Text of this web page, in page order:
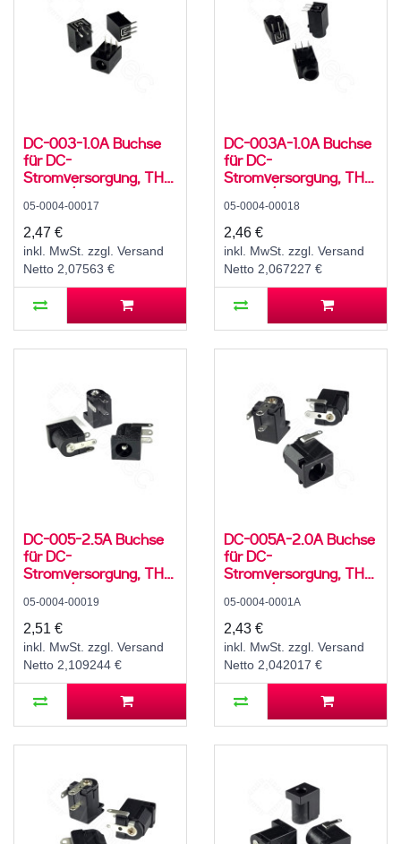
DC-003-1.0A Buchse
für DC-
Stromversorgung, THT,
für 3,5 / 1,1 mm
Hohlstecker, 30 V, 500
mA, 90°, -20..70 °C
05-0004-00017
2,47 €
inkl. MwSt. zzgl. Versand
Netto 2,07563 €
DC-003A-1.0A Buchse
für DC-
Stromversorgung, THT,
für 3,5 / 1,1 mm
Hohlstecker, 30 V, 500
mA, 90°, -20..70 °C
05-0004-00018
2,46 €
inkl. MwSt. zzgl. Versand
Netto 2,067227 €
DC-005-2.5A Buchse
für DC-
Stromversorgung, THT,
für 5,5 / 2,5 mm
Hohlstecker, 30 V, 500
mA, 90°, -25..80 °C
05-0004-00019
2,51 €
inkl. MwSt. zzgl. Versand
Netto 2,109244 €
DC-005A-2.0A Buchse
für DC-
Stromversorgung, THT,
für 5,5 / 2,1 mm
Hohlstecker, 30 V, 500
mA, 90°, -20..70 °C
05-0004-0001A
2,43 €
inkl. MwSt. zzgl. Versand
Netto 2,042017 €